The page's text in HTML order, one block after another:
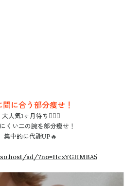
間に合う部分痩せ！
大人気1ヶ月待ち🙇🏻‍♀️
くい二の腕を部分痩せ！
集中的に代謝UP🔥
ad/?no=HcxYGHMBA5